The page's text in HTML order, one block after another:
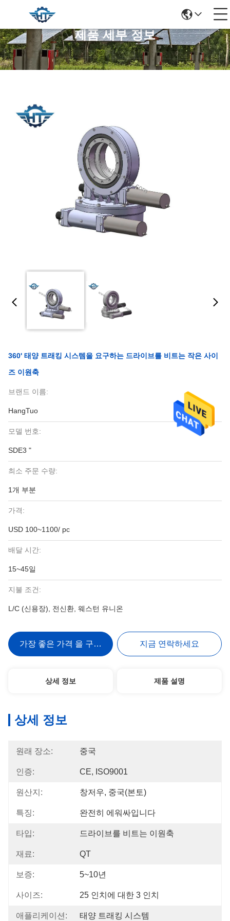
제품 세부 정보
360' 태양 트래킹 시스템을 요구하는 드라이브를 비트는 작은 사이
즈 이원축
브랜드 이름:
HangTuo
모델 번호:
SDE3 "
최소 주문 수량:
1개 부분
가격:
USD 100~1100/ pc
배달 시간:
15~45일
지불 조건:
L/C (신용장), 전신환, 웨스턴 유니온
가장 좋은 가격 을 구하라 지금 연락하세요
상세 정보 제품 설명
상세 정보
원래 장소: 중국
인증: CE, ISO9001
원산지: 창저우, 중국(본토)
특징: 완전히 에워싸입니다
타입: 드라이브를 비트는 이원축
재료: QT
보증: 5~10년
사이즈: 25 인치에 대한 3 인치
애플리케이션: 태양 트래킹 시스템